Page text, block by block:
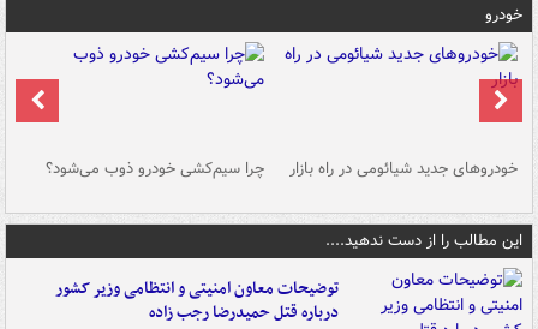
خودرو
خودروهای جدید شیائومی در راه بازار چرا سیم‌کشی خودرو ذوب می‌شود؟
این مطالب را از دست ندهید....
توضیحات معاون امنیتی و انتظامی وزیر کشور
درباره قتل حمیدرضا رجب زاده